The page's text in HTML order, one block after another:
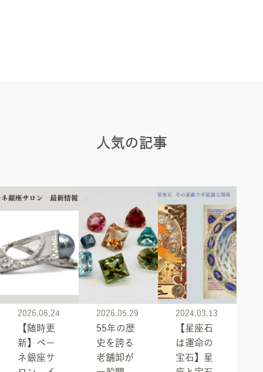
人気の記事
2026.06.24
【随時更
新】ベー
ネ銀座サ
2026.05.29
55年の歴
史を誇る
老舗卸が
2024.03.13
【星座石
は運命の
宝石】星